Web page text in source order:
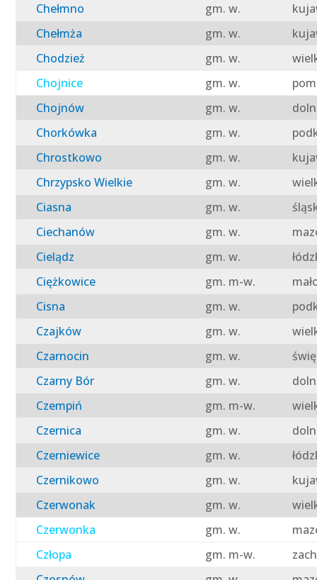
Chełmno
gm. w.
Chełmża
gm. w.
Chodzież
gm. w.
Chojnice
gm. w.
Chojnów
gm. w.
Chorkówka
gm. w.
Chrostkowo
gm. w.
Chrzypsko Wielkie
gm. w.
Ciasna
gm. w.
Ciechanów
gm. w.
Cielądz
gm. w.
Ciężkowice
gm. m-w.
Cisna
gm. w.
Czajków
gm. w.
Czarnocin
gm. w.
Czarny Bór
gm. w.
Czempiń
gm. m-w.
Czernica
gm. w.
Czerniewice
gm. w.
Czernikowo
gm. w.
Czerwonak
gm. w.
Czerwonka
gm. w.
Człopa
gm. m-w.